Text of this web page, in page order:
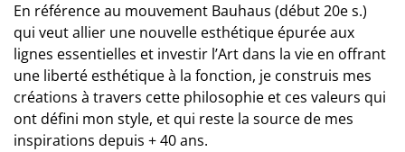
En référence au mouvement Bauhaus (début 20e s.)
qui veut allier une nouvelle esthétique épurée aux
lignes essentielles et investir l’Art dans la vie en offrant
une liberté esthétique à la fonction, je construis mes
créations à travers cette philosophie et ces valeurs qui
ont défini mon style, et qui reste la source de mes
inspirations depuis + 40 ans.